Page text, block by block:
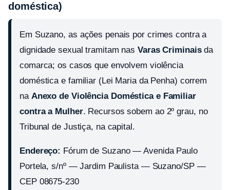
doméstica)
Em Suzano, as ações penais por crimes contra a
dignidade sexual tramitam nas Varas Criminaisda
comarca; os casos que envolvem violência
doméstica e familiar (Lei Maria da Penha) correm
na Anexo de Violência Doméstica e Familiar
contra a Mulher. Recursos sobem ao 2º grau, no
Tribunal de Justiça, na capital.
Endereço: Fórum de Suzano — Avenida Paulo
Portela, s/nº — Jardim Paulista — Suzano/SP —
CEP 08675-230